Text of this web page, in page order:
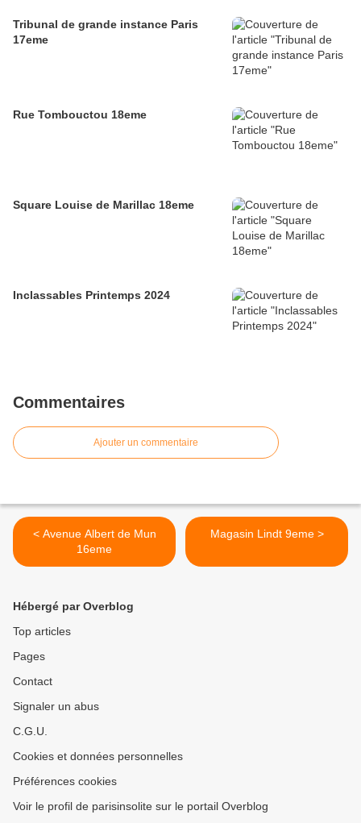
Tribunal de grande instance Paris
17eme
Rue Tombouctou 18eme
Square Louise de Marillac 18eme
Inclassables Printemps 2024
Commentaires
Ajouter un commentaire
< Avenue Albert de Mun
16eme
Magasin Lindt 9eme >
Hébergé par Overblog
Top articles
Pages
Contact
Signaler un abus
C.G.U.
Cookies et données personnelles
Préférences cookies
Voir le profil de parisinsolite sur le portail Overblog